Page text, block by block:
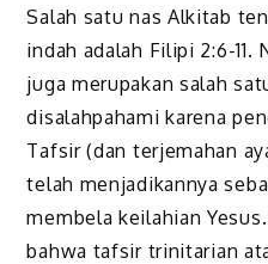
Salah satu nas Alkitab
indah adalah Filipi 2:6-11.
juga merupakan salah
disalahpahami karena
Tafsir (dan terjemahan
telah menjadikannya
membela keilahian
bahwa tafsir trinitarian